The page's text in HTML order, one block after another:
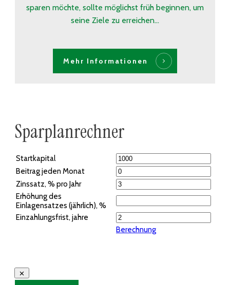
sparen möchte, sollte möglichst früh beginnen, um
seine Ziele zu erreichen...
Mehr Informationen
Sparplanrechner
Startkapital
Beitrag jeden Monat
Zinssatz, % pro Jahr
Erhöhung des
Einlagensatzes (jährlich), %
Einzahlungsfrist, jahre
Berechnung